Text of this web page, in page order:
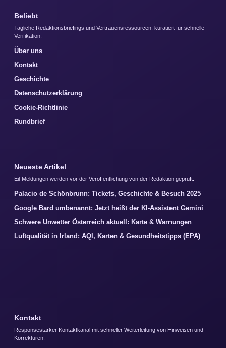
Beliebt
Tagliche Redaktionsbriefings und Vertrauensressourcen, kuratiert fur schnelle
Verifikation.
Über uns
Kontakt
Geschichte
Datenschutzerklärung
Cookie-Richtlinie
Rundbrief
Neueste Artikel
Eil-Meldungen werden vor der Veroffentlichung von der Redaktion gepruft.
Palacio de Schönbrunn: Tickets, Geschichte & Besuch 2025
Google Bard umbenannt: Jetzt heißt der KI-Assistent Gemini
Schwere Unwetter Österreich aktuell: Karte & Warnungen
Luftqualität in Irland: AQI, Karten & Gesundheitstipps (EPA)
Kontakt
Responsestarker Kontaktkanal mit schneller Weiterleitung von Hinweisen und
Korrekturen.